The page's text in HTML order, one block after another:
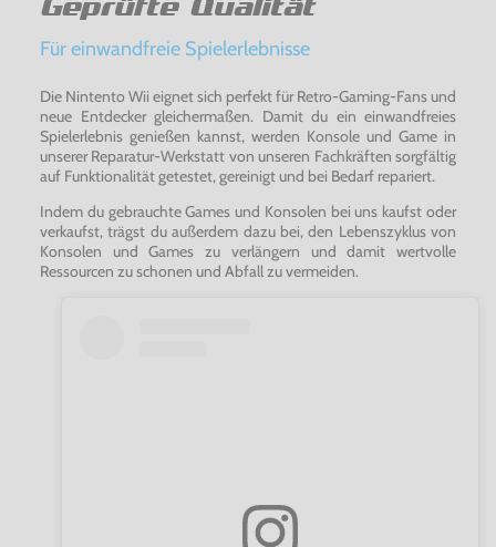
Geprüfte Qualität
Für einwandfreie Spielerlebnisse
Die Nintento Wii eignet sich perfekt für Retro-Gaming-Fans und
neue Entdecker gleichermaßen. Damit du ein einwandfreies
Spielerlebnis genießen kannst, werden Konsole und Game in
unserer Reparatur-Werkstatt von unseren Fachkräften sorgfältig
auf Funktionalität getestet, gereinigt und bei Bedarf repariert.
Indem du gebrauchte Games und Konsolen bei uns kaufst oder
verkaufst, trägst du außerdem dazu bei, den Lebenszyklus von
Konsolen und Games zu verlängern und damit wertvolle
Ressourcen zu schonen und Abfall zu vermeiden.